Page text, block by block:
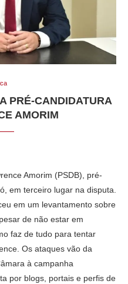
PRÉ-CANDIDATURA
AMORIM
Amorim (PSDB), pré-
em terceiro lugar na disputa.
em um levantamento sobre
de não estar em
faz de tudo para tentar
Os ataques vão da
à campanha
por blogs, portais e perfis de